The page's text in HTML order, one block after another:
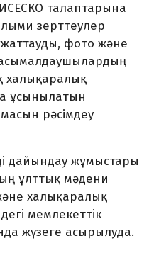
талаптарына
зерттеулер
фото және
халықаралық
ұсынылатын
рәсімдеу
дайындау жұмыстары
ұлттық мәдени
халықаралық
мемлекеттік
жүзеге асырылуда.